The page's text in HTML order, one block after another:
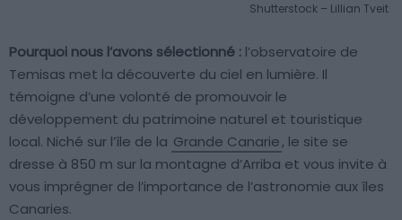
Shutterstock – Lillian Tveit
Pourquoi nous l’avons sélectionné : l’observatoire de
Temisas met la découverte du ciel en lumière. Il
témoigne d’une volonté de promouvoir le
développement du patrimoine naturel et touristique
local. Niché sur l’île de la Grande Canarie, le site se
dresse à 850 m sur la montagne d’Arriba et vous invite à
vous imprégner de l’importance de l’astronomie aux îles
Canaries.